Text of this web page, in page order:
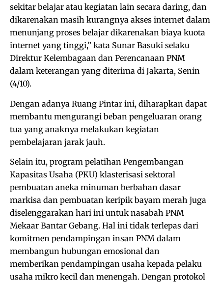
sekitar belajar atau kegiatan lain secara daring, dan
dikarenakan masih kurangnya akses internet dalam
menunjang proses belajar dikarenakan biaya kuota
internet yang tinggi,” kata Sunar Basuki selaku
Direktur Kelembagaan dan Perencanaan PNM
dalam keterangan yang diterima di Jakarta, Senin
(4/10).
Dengan adanya Ruang Pintar ini, diharapkan dapat
membantu mengurangi beban pengeluaran orang
tua yang anaknya melakukan kegiatan
pembelajaran jarak jauh.
Selain itu, program pelatihan Pengembangan
Kapasitas Usaha (PKU) klasterisasi sektoral
pembuatan aneka minuman berbahan dasar
markisa dan pembuatan keripik bayam merah juga
diselenggarakan hari ini untuk nasabah PNM
Mekaar Bantar Gebang. Hal ini tidak terlepas dari
komitmen pendampingan insan PNM dalam
membangun hubungan emosional dan
memberikan pendampingan usaha kepada pelaku
usaha mikro kecil dan menengah. Dengan protokol